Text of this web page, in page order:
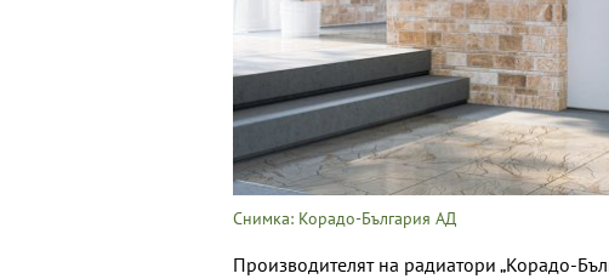
Снимка: Корадо-България АД
Производителят на радиатори „Корадо-